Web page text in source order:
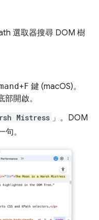
選取器搜尋 DOM 樹
+ F 鍵 (macOS)。
開啟。
Mistress 」。DOM
。